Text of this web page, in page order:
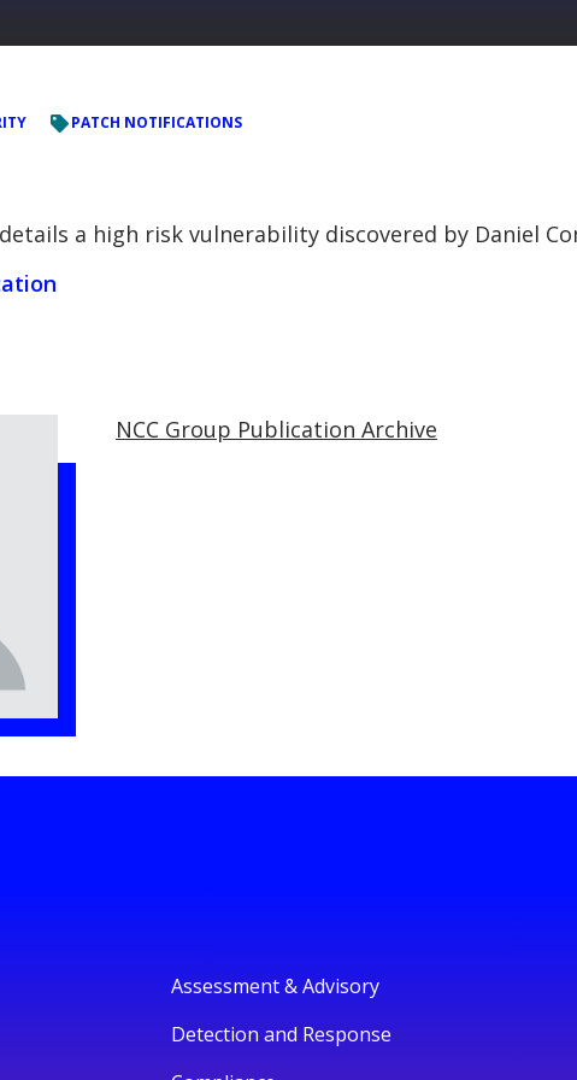
PATCH NOTIFICATIONS
a high risk vulnerability discovered by Daniel
NCC Group Publication Archive
Assessment & Advisory
Detection and Response